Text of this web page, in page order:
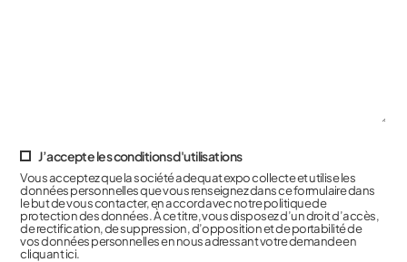
J’accepte les conditions d'utilisations
Vous acceptez que la société adequat expo collecte et utilise les
données personnelles que vous renseignez dans ce formulaire dans
le but de vous contacter, en accord avec notre politique de
protection des données. À ce titre, vous disposez d’un droit d’accès,
de rectification, de suppression, d’opposition et de portabilité de
vos données personnelles en nous adressant votre demande en
cliquant ici.